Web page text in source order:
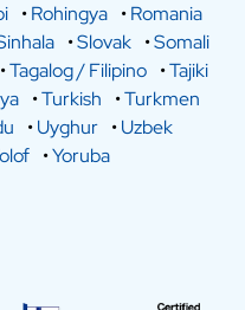
•Rohingya •Romania
•Slovak •Somali
•Tagalog / Filipino •Tajiki
•Turkish •Turkmen
•Uyghur •Uzbek
•Yoruba